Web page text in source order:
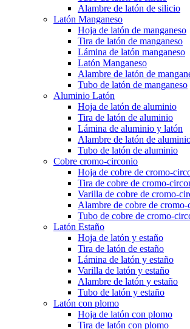
Alambre de latón de silicio
Latón Manganeso
Hoja de latón de manganeso
Tira de latón de manganeso
Lámina de latón manganeso
Latón Manganeso
Alambre de latón de
Tubo de latón de manganeso
Aluminio Latón
Hoja de latón de aluminio
Tira de latón de aluminio
Lámina de aluminio y latón
Alambre de latón de
Tubo de latón de aluminio
Cobre cromo-circonio
Hoja de cobre de cromo-
Tira de cobre de cromo-
Varilla de cobre de cromo-
Alambre de cobre de
Tubo de cobre de cromo-
Latón Estaño
Hoja de latón y estaño
Tira de latón de estaño
Lámina de latón y estaño
Varilla de latón y estaño
Alambre de latón y estaño
Tubo de latón y estaño
Latón con plomo
Hoja de latón con plomo
Tira de latón con plomo